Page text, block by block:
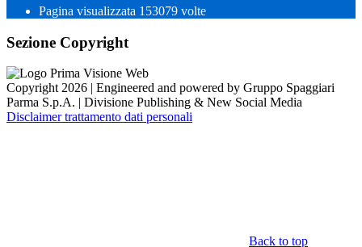
Pagina visualizzata 153079 volte
Sezione Copyright
Copyright 2026 | Engineered and powered by Gruppo Spaggiari
Parma S.p.A. | Divisione Publishing & New Social Media
Disclaimer trattamento dati personali
Back to top